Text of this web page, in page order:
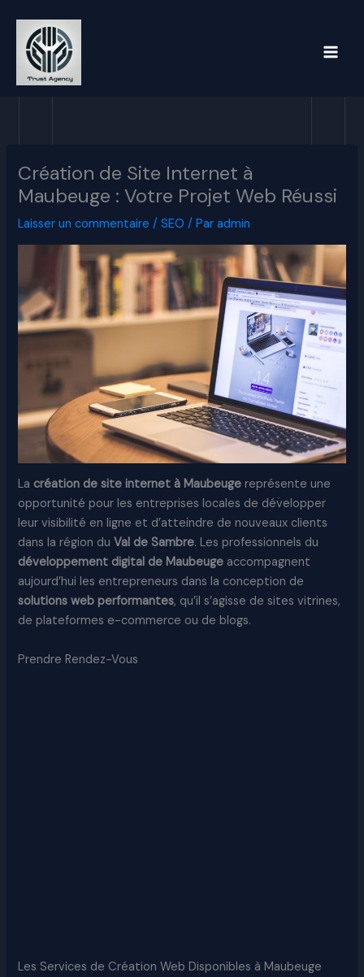
contenu
Création de Site Internet à
Maubeuge : Votre Projet Web Réussi
Laisser un commentaire /SEO / Paradmin
La création de site internet à Maubeuge représente une
opportunité pour les entreprises locales de développer
leur visibilité en ligne et d’atteindre de nouveaux clients
dans la région duVal de Sambre. Les professionnels du
développement digital de Maubeuge accompagnent
aujourd’hui les entrepreneurs dans la conception de
solutions web performantes, qu’il s’agisse de sites vitrines,
de plateformes e-commerce ou de blogs.​
Prendre Rendez-Vous
Les Services de Création Web Disponibles à Maubeuge